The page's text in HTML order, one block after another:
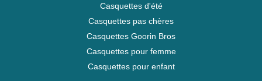
Casquettes d'été
Casquettes pas chères
Casquettes Goorin Bros
Casquettes pour femme
Casquettes pour enfant